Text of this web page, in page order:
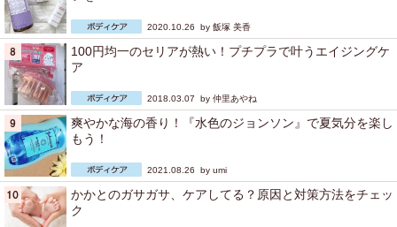
2020.10.26 by 飯塚 美香
100円均一のセリアが熱い！プチプラで叶うエイジングケ
ア
2018.03.07 by 仲里あやね
爽やかな海の香り！『水色のジョンソン』で夏気分を楽し
もう！
2021.08.26 by umi
かかとのガサガサ、ケアしてる？原因と対策方法をチェッ
ク